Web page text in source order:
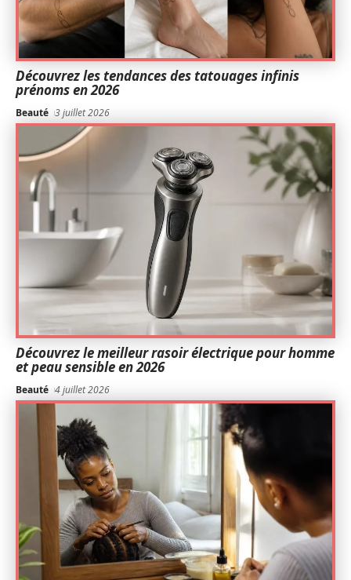
Découvrez les tendances des tatouages infinis
prénoms en 2026
Beauté 3 juillet 2026
Découvrez le meilleur rasoir électrique pour homme
et peau sensible en 2026
Beauté 4 juillet 2026